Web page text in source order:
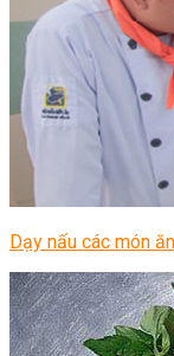
Dạy nấu các món